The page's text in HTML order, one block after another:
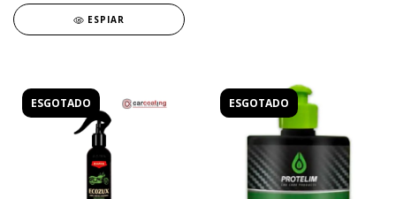
ESPIAR
ESGOTADO ESGOTADO